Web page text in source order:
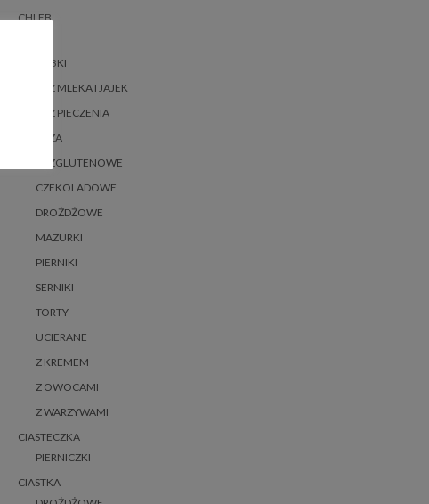
CHLEB
BABKI
BEZ MLEKA I JAJEK
BEZ PIECZENIA
BEZA
BEZGLUTENOWE
CZEKOLADOWE
DROŻDŻOWE
MAZURKI
PIERNIKI
SERNIKI
TORTY
UCIERANE
Z KREMEM
Z OWOCAMI
Z WARZYWAMI
CIASTECZKA
PIERNICZKI
CIASTKA